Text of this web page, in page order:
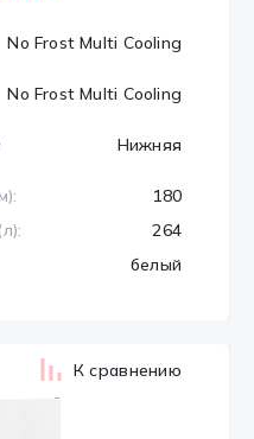
No Frost Multi Cooling
No Frost Multi Cooling
Нижняя
180
264
белый
К сравнению